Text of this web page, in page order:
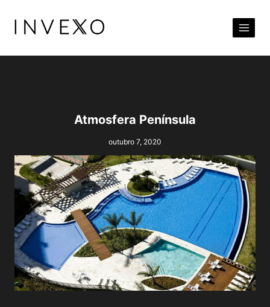
para
Conteúdo
Atmosfera Península
outubro 7, 2020